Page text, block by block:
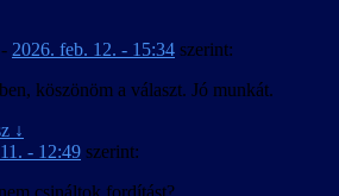
- 2026. feb. 12. - 15:34 szerint:
köszönöm a választ. Jó munkát.
↓
- 12:49 szerint:
csináltok fordítást?